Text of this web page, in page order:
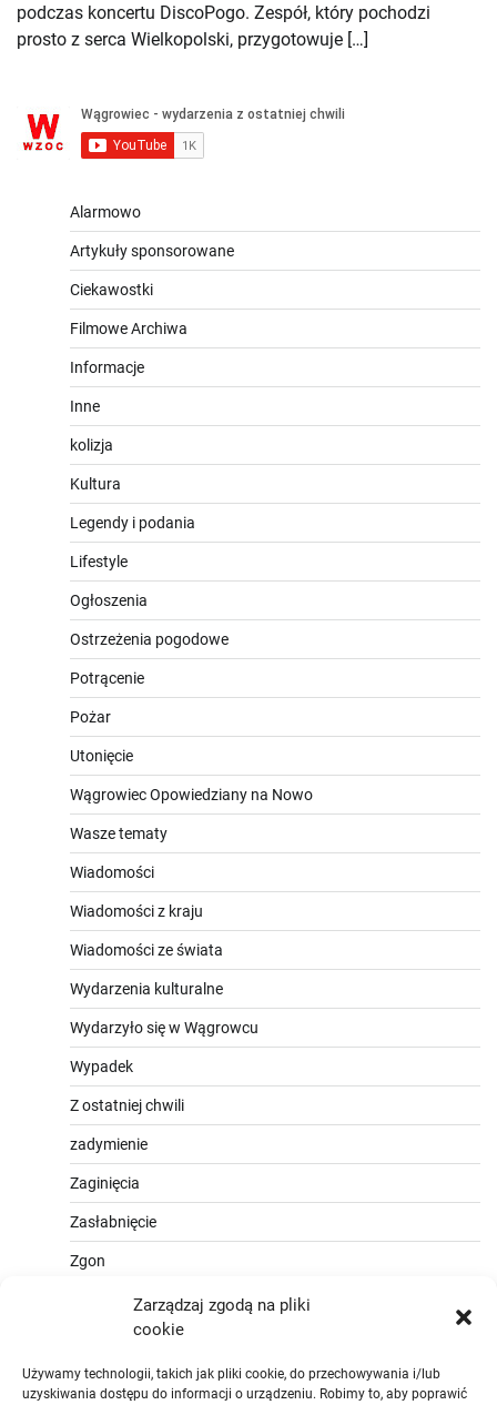
Zarządzaj zgodą na pliki
cookie
Używamy technologii, takich jak pliki cookie, do przechowywania i/lub
uzyskiwania dostępu do informacji o urządzeniu. Robimy to, aby poprawić
podczas koncertu DiscoPogo. Zespół, który pochodzi
prosto z serca Wielkopolski, przygotowuje […]
Alarmowo
Artykuły sponsorowane
Ciekawostki
Filmowe Archiwa
Informacje
Inne
kolizja
Kultura
Legendy i podania
Lifestyle
Ogłoszenia
Ostrzeżenia pogodowe
Potrącenie
Pożar
Utonięcie
Wągrowiec Opowiedziany na Nowo
Wasze tematy
Wiadomości
Wiadomości z kraju
Wiadomości ze świata
Wydarzenia kulturalne
Wydarzyło się w Wągrowcu
Wypadek
Z ostatniej chwili
zadymienie
Zaginięcia
Zasłabnięcie
Zgon